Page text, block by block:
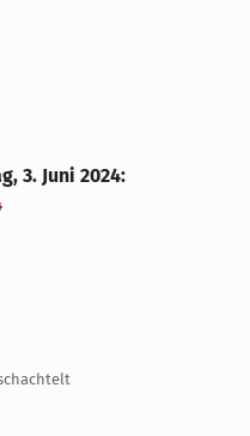
3. Juni 2024: